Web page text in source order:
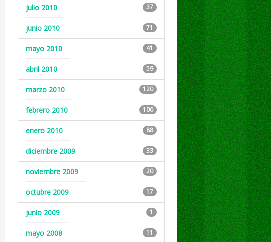
julio 2010 37
junio 2010 71
mayo 2010 41
abril 2010 59
marzo 2010 120
febrero 2010 106
enero 2010 88
diciembre 2009 33
noviembre 2009 20
octubre 2009 17
junio 2009 1
mayo 2008 11